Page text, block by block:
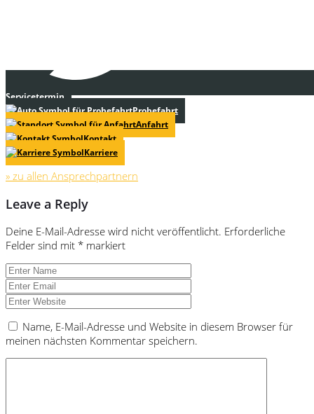
Servicetermin
Probefahrt
Anfahrt
Kontakt
Karriere
» zu allen Ansprechpartnern
Leave a Reply
Deine E-Mail-Adresse wird nicht veröffentlicht. Erforderliche
Felder sind mit * markiert
Name, E-Mail-Adresse und Website in diesem Browser für
meinen nächsten Kommentar speichern.